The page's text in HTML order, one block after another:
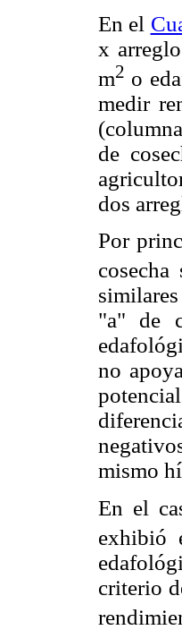
En el
x
m2 o
medir
de
dos
Por
"a" de
no
mismo
En el
exhibió
criterio